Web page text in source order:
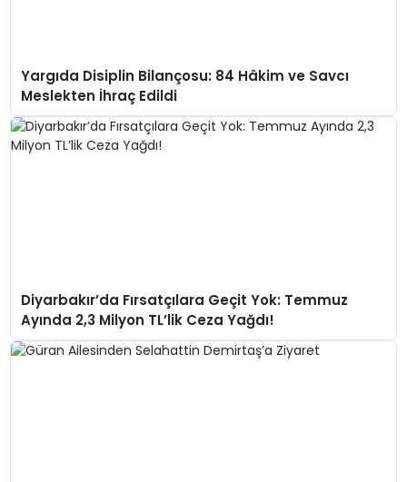
Yargıda Disiplin Bilançosu: 84 Hâkim ve Savcı
Meslekten İhraç Edildi
Diyarbakır’da Fırsatçılara Geçit Yok: Temmuz
Ayında 2,3 Milyon TL’lik Ceza Yağdı!